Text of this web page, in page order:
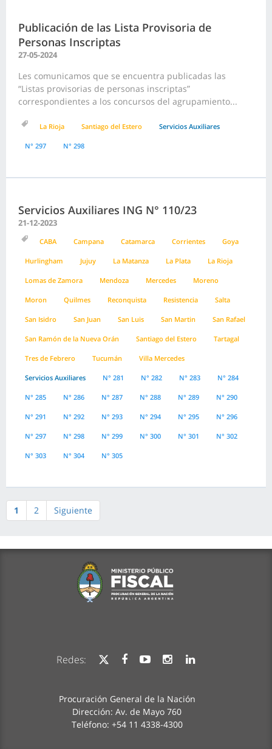
Publicación de las Lista Provisoria de
Personas Inscriptas
27-05-2024
Les comunicamos que se encuentra publicadas las
“Listas provisorias de personas inscriptas”
correspondientes a los concursos del agrupamiento...
La Rioja Santiago del Estero Servicios Auxiliares
N° 297 N° 298
Servicios Auxiliares ING N° 110/23
21-12-2023
CABA Campana Catamarca Corrientes Goya
Hurlingham Jujuy La Matanza La Plata La Rioja
Lomas de Zamora Mendoza Mercedes Moreno
Moron Quilmes Reconquista Resistencia Salta
San Isidro San Juan San Luis San Martin San Rafael
San Ramón de la Nueva Orán Santiago del Estero Tartagal
Tres de Febrero Tucumán Villa Mercedes
Servicios Auxiliares N° 281 N° 282 N° 283 N° 284
N° 285 N° 286 N° 287 N° 288 N° 289 N° 290
N° 291 N° 292 N° 293 N° 294 N° 295 N° 296
N° 297 N° 298 N° 299 N° 300 N° 301 N° 302
N° 303 N° 304 N° 305
1 2 Siguiente
Redes:
Procuración General de la Nación
Dirección: Av. de Mayo 760
Teléfono: +54 11 4338-4300